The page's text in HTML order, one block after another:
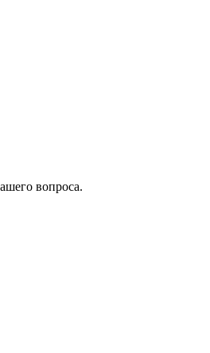
вопроса.